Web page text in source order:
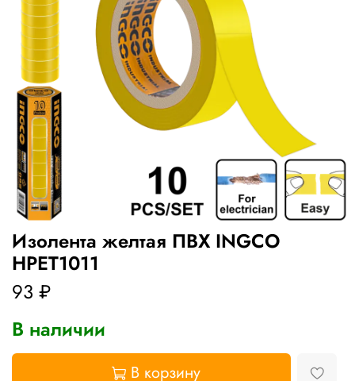
Изолента желтая ПВХ INGCO
HPET1011
93 ₽
В наличии
В корзину